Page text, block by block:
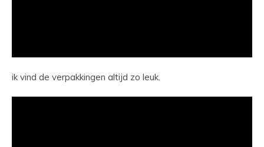
ik vind de verpakkingen altijd zo leuk.